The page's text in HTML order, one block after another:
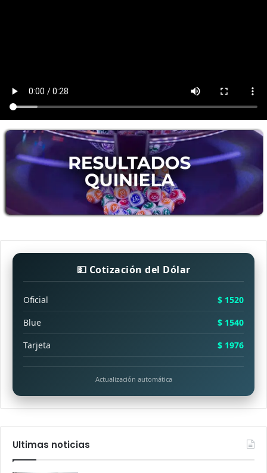
💵 Cotización del Dólar
Oficial
$ 1520
Blue
$ 1540
Tarjeta
$ 1976
Actualización automática
Ultimas noticias